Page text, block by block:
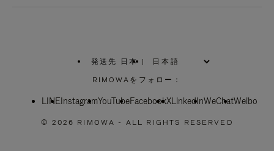
発送先 日本
お
住
い
域
|
RIMOWAをフォロー：
LINEInstagramYouTubeFacebookXLinkedInWeChatWeibo
© 2026 RIMOWA - ALL RIGHTS RESERVED